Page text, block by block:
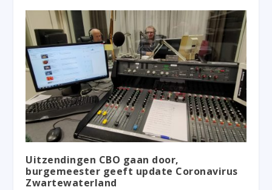
Uitzendingen CBO gaan door,
burgemeester geeft update Coronavirus
Zwartewaterland